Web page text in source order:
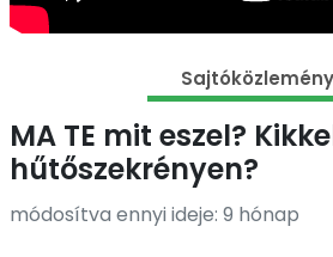
MA TE mit eszel?
hűtőszekrényen?
módosítva ennyi ideje: 9 hónap